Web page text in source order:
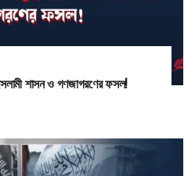
শাসন ও গণজাগরণের ফসল!